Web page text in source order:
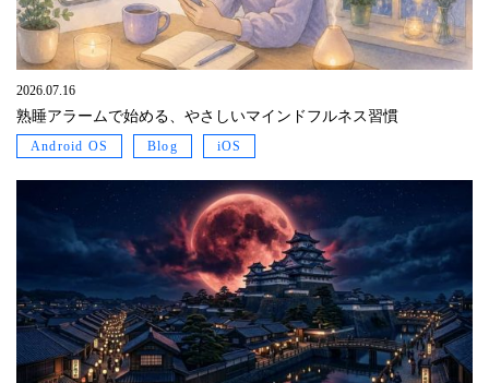
2026.07.16
熟睡アラームで始める、やさしいマインドフルネス習慣
Android OS Blog iOS